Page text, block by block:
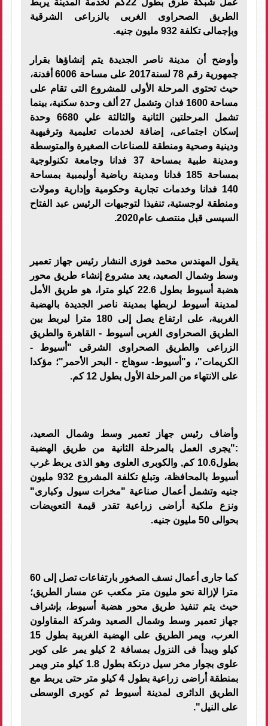
عمل شبكة طرق بطول 22كم لخدمة المدينة يربط
الطريق الصحراوى الغربى بالزراعى الشرقية
وبإجمالى تكلفة 932 مليون جنيه.
وأوضح أن مدينة ناصر الجديدة يتم إنشاؤها بقرار
جمهورية رقم 78 لسنة2017 على مساحة 6006 أفدنة،
حيث تحتوى المرحلة الأولى للمشروع التى تقام على
مساحة 1600 فدان وتشمل 27 ألف وحدة سكنية، بينما
تشمل المرحلتين الثانية والثالثة علي 6680 وحدة
إسكان اجتماعى، إضافة لخدمات تعليمية وترفيهية
ودينية وصحية ومنطقة للصناعات الصغيرة والمتوسطة
ومدينة طبية بمساحة 37 فدانا وجامعة تكنولوجية
بمساحة 185 فدانا ومدينة رياضية أوليمبية بمساحة
140 فدانا وخدمات تجارية وحكومية وإدارية ومولات
ومنطقة لوجستية، تنفيذا لتوجيهات الرئيس عبد الفتاح
السيسى قبل منتصف عام2020.
يقول المهندس محمد فوزى النشار رئيس جهاز تعمير
وسط وشمال الصعيد، يعد مشروع إنشاء طريق محور
هضبة أسيوط بطول 22.6 كيلو مترا، هو طريق الأمل
لمدينة أسيوط لربطها بمدينة ناصر الجديدة بالهضبة
الغربية، على ارتفاع يصل إلى 180 مترا ليربط بين
الطريق الصحراوى الغربى أسيوط - القاهرة والطريق
الزراعى والطريق الصحراوى الشرقى "أسيوط -
الكريمات"، و"أسيوط- سوهاج - البحر الأحمر"؛ مؤكدا
على الانتهاء من المرحلة الأول بطول 12 كم.
وأضاف رئيس جهاز تعمير وسط وشمال الصعيد،
:"يجرى العمل بالمرحلة الثانية من طريق الهضبة
بطول10.6 كم, والكوبرى العلوى وهو الذى يربط غرب
أسيوط بالمحافظة، وتبلغ تكلفة المشروع 932 مليون
جنيه وتشمل أعمال صناعية "مخرات سيول وكبارى"
ونزع ملكية أراضى زراعية تقدر قيمة التعويضات
بحوالى 50 مليون جنيه.
كما جارى أعمال نسف الصخور بارتفاعات تصل إلى 60
مترا لإزالة نحو مليون متر مكعب عن مسار الطريق؛
حيث يتم تنفيذ طريق محور هضبة أسيوط، بإشراف
جهاز تعمير وسط وشمال الصعيد وشركة المقاولون
العرب، ويمر الطريق على الهضبة الغربية بطول 15
كيلو ويبدأ فى النزول بمسافة 2 كيلو يمر على كوبر
علوى بجوار مخر سيل درنكة بطول 1.8 كيلو متر ويمر
بمنطقة أراضى زراعية بطول 4 كيلو متر حتى يربط مع
الطريق الدائرى لمدينة أسيوط ثم كوبرى الوسطى
على النيل".